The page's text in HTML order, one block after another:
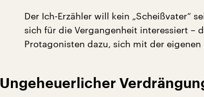
Der Ich-Erzähler will kein „Scheißvater“
sich für die Vergangenheit interessiert –
Protagonisten dazu, sich mit der
Ungeheuerlicher